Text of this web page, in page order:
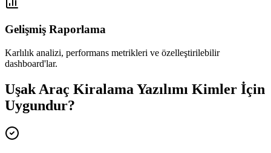
Gelişmiş Raporlama
Karlılık analizi, performans metrikleri ve özelleştirilebilir
dashboard'lar.
Uşak Araç Kiralama Yazılımı Kimler İçin
Uygundur?